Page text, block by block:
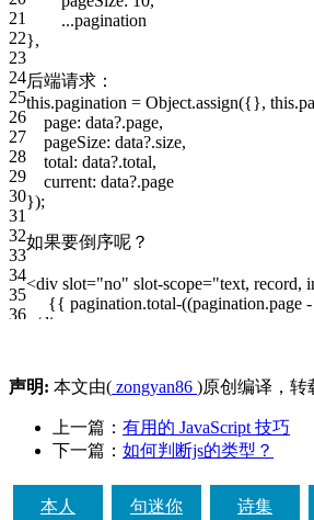
21
22
23
24
25
26
27
28
29
30
31
32
33
34
35
36
...pagination
},
后端请求：
this.pagination = Object.assign({},
page: data?.page,
pageSize: data?.size,
total: data?.total,
current: data?.page
});
如果要倒序呢？
<div slot="no" slot-scope="text, record,
{{ pagination.total-((pagination.page
</div>
声明: 本文由( zongyan86 )原创编译，转
上一篇： 有用的 JavaScript 技巧
下一篇： 如何判断js的类型？
本人 句迷你 诗集